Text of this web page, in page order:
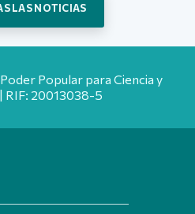
LAS NOTICIAS
Popular para Ciencia y
RIF: 20013038-5